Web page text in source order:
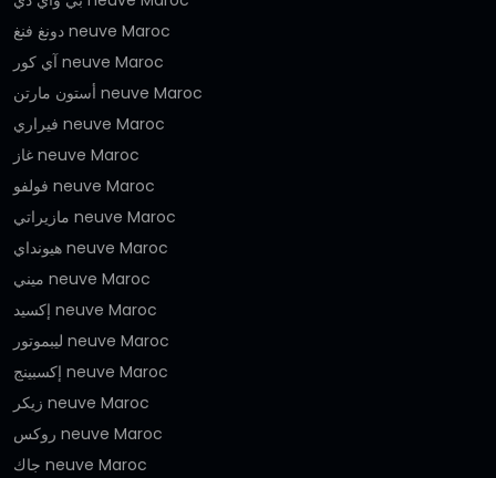
دونغ فنغ neuve Maroc
آي كور neuve Maroc
أستون مارتن neuve Maroc
فيراري neuve Maroc
غاز neuve Maroc
فولفو neuve Maroc
مازيراتي neuve Maroc
هيونداي neuve Maroc
ميني neuve Maroc
إكسيد neuve Maroc
ليبموتور neuve Maroc
إكسبينج neuve Maroc
زيكر neuve Maroc
روكس neuve Maroc
جاك neuve Maroc